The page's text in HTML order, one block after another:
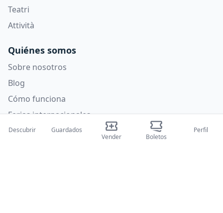
Teatri
Attività
Quiénes somos
Sobre nosotros
Blog
Cómo funciona
Ferias internacionales
Programa para creadores
Descubrir
Guardados
Vender
Boletos
Perfil